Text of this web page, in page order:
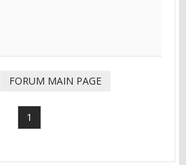
FORUM MAIN PAGE
1